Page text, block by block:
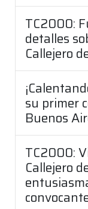
TC2000:
detalles
Callejero
su primer
Buenos
TC2000:
Callejero